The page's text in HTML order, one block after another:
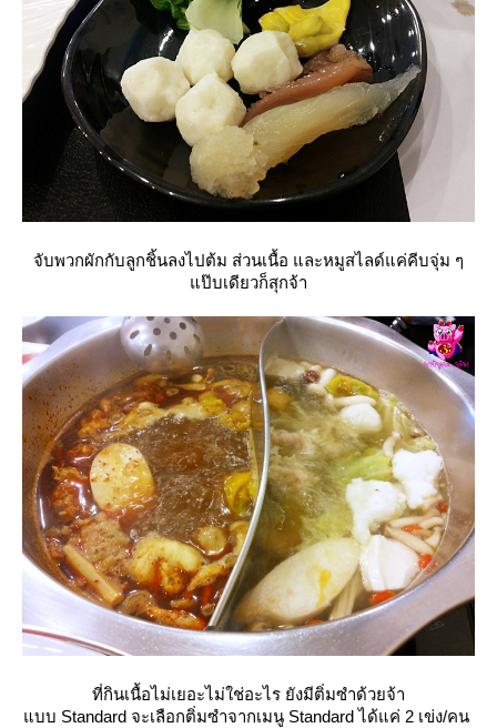
จับพวกผักกับลูกชิ้นลงไปต้ม ส่วนเนื้อ และหมูสไลด์แค่คีบจุ่ม ๆ
ป๊บเดียวก็สุกจ้า
ที่กินเนื้อไม่เยอะไม่ใช่อะไร ยังมีติ่มซำด้วยจ้า
บบ Standard จะเลือกติ่มซำจากเมนู Standard ได้แค่ 2 เข่ง/คน